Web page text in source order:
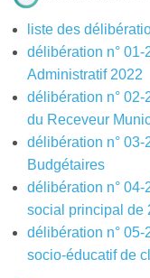
liste des
délibération n°
Administratif 2022
délibération n°
du Receveur
délibération n°
Budgétaires
délibération n°
social principal de
délibération n°
socio-éducatif de